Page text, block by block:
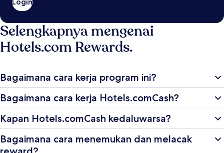
Selengkapnya mengenai
Hotels.com Rewards.
Bagaimana cara kerja program ini?
Bagaimana cara kerja Hotels.comCash?
Kapan Hotels.comCash kedaluwarsa?
Bagaimana cara menemukan dan melacak